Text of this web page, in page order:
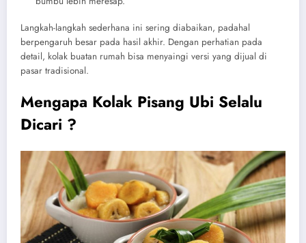
Langkah-langkah sederhana ini sering diabaikan, padahal
berpengaruh besar pada hasil akhir. Dengan perhatian pada
detail, kolak buatan rumah bisa menyaingi versi yang dijual di
pasar tradisional.
Mengapa Kolak Pisang Ubi Selalu
Dicari ?